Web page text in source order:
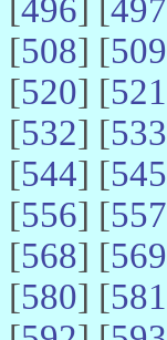
[496] [497
[508] [509
[520] [521
[532] [533
[544] [545
[556] [557
[568] [569
[580] [581